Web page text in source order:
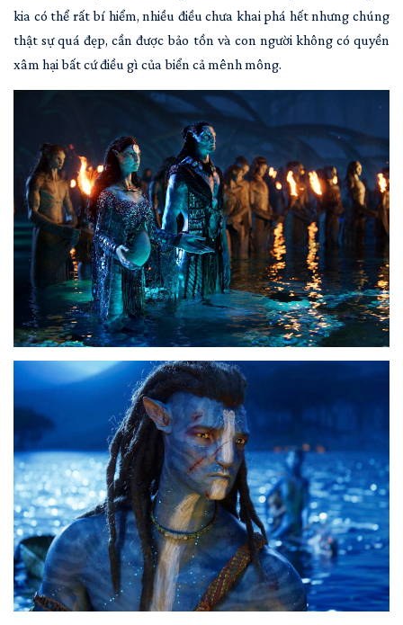
kia có thể rất bí hiểm, nhiều điều chưa khai phá hết nhưng chúng
thật sự quá đẹp, cần được bảo tồn và con người không có quyền
xâm hại bất cứ điều gì của biển cả mênh mông.